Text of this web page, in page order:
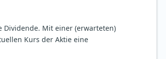
Dividende. Mit einer (erwarteten)
Kurs der Aktie eine